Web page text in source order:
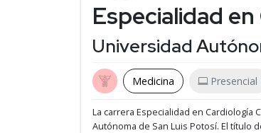
Especialidad
Universidad
Medicina Presencial
La carrera Especialidad en Cardiología
Autónoma de San Luis Potosí. El título